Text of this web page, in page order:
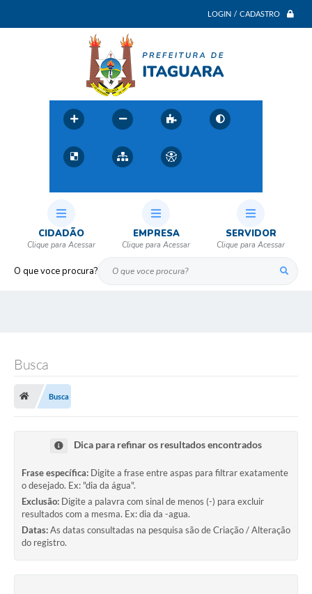
LOGIN / CADASTRO
O que voce procura?
CIDADÃO EMPRESA SERVIDOR
Busca
Busca
Dica para refinar os resultados encontrados
Frase específica: Digite a frase entre aspas para filtrar exatamente
o desejado. Ex: "dia da água".
Exclusão: Digite a palavra com sinal de menos (-) para excluir
resultados com a mesma. Ex: dia da -agua.
Datas:As datas consultadas na pesquisa são de Criação / Alteração
do registro.